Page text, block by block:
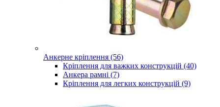
Анкерне кріплення (56)
Кріплення для важких конструкцій (40)
Анкера рамні (7)
Кріплення для легких конструкцій (9)